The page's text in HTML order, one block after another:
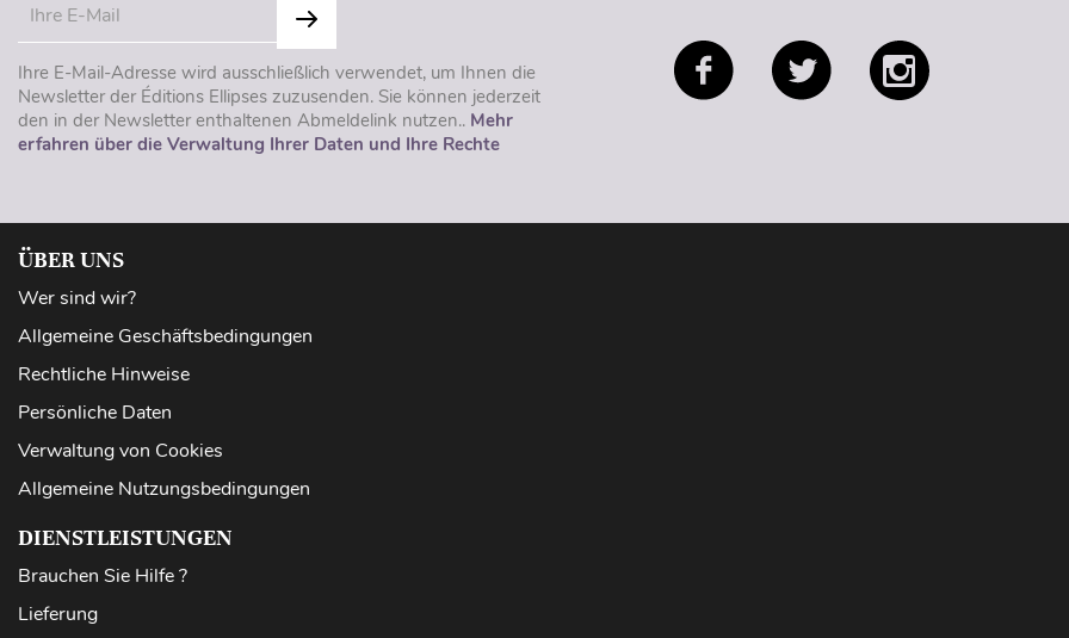
Ihre E-Mail-Adresse wird ausschließlich verwendet, um Ihnen die
Newsletter der Éditions Ellipses zuzusenden. Sie können jederzeit
den in der Newsletter enthaltenen Abmeldelink nutzen.. Mehr
erfahren über die Verwaltung Ihrer Daten und Ihre Rechte
ÜBER UNS
Wer sind wir?
Allgemeine Geschäftsbedingungen
Rechtliche Hinweise
Persönliche Daten
Verwaltung von Cookies
Allgemeine Nutzungsbedingungen
DIENSTLEISTUNGEN
Brauchen Sie Hilfe ?
Lieferung